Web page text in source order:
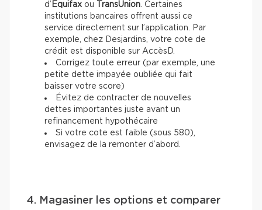
d’ Equifax ou TransUnion. Certaines
institutions bancaires offrent aussi ce
service directement sur l’application. Par
exemple, chez Desjardins, votre cote de
crédit est disponible sur AccèsD.
Corrigez toute erreur (par exemple, une
petite dette impayée oubliée qui fait
baisser votre score)
Évitez de contracter de nouvelles
dettes importantes juste avant un
refinancement hypothécaire
Si votre cote est faible (sous 580),
envisagez de la remonter d’abord.
4. Magasiner les options et comparer